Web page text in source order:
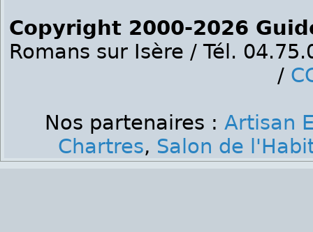
Copyright 2000-2026
Romans sur Isère / Tél.
/
Nos partenaires : Artisan
Chartres, Salon de